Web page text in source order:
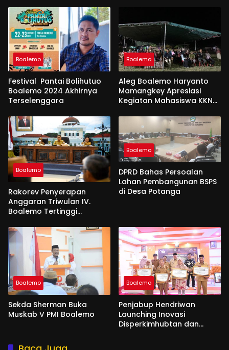
Boalemo
Festival Pantai Bolihutuo
Boalemo 2024 Akhirnya
Terselenggara
Boalemo
Aleg Boalemo Haryanto
Mamangkey Apresiasi
Kegiatan Mahasiswa KKN
Boalemo
Rakorev Penyerapan
Anggaran Triwulan IV.
Boalemo Tertinggi
Boalemo
DPRD Bahas Persoalan
Lahan Pembangunan BSPS
di Desa Potanga
Boalemo
Sekda Sherman Buka
Muskab V PMI Boalemo
Boalemo
Penjabup Hendriwan
Launching Inovasi
Disperkimhubtan dan